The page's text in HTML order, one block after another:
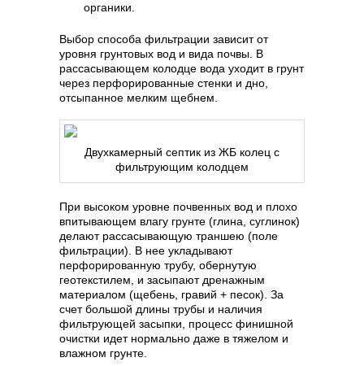
органики.
Выбор способа фильтрации зависит от
уровня грунтовых вод и вида почвы. В
рассасывающем колодце вода уходит в грунт
через перфорированные стенки и дно,
отсыпанное мелким щебнем.
Двухкамерный септик из ЖБ колец с
фильтрующим колодцем
При высоком уровне почвенных вод и плохо
впитывающем влагу грунте (глина, суглинок)
делают рассасывающую траншею (поле
фильтрации). В нее укладывают
перфорированную трубу, обернутую
геотекстилем, и засыпают дренажным
материалом (щебень, гравий + песок). За
счет большой длины трубы и наличия
фильтрующей засыпки, процесс финишной
очистки идет нормально даже в тяжелом и
влажном грунте.